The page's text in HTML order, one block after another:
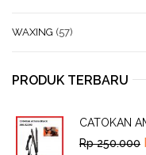
WAXING (57)
PRODUK TERBARU
CATOKAN
Rp250.000